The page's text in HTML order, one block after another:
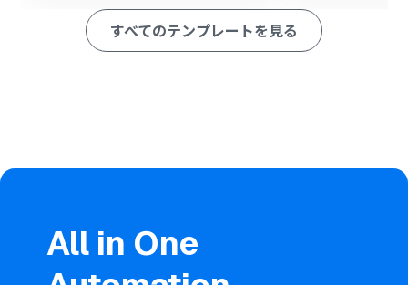
となる任意のスプレッドシートIDとスプレッドシートの
タブ名を設定してください
X（Twitter）へ投稿するオペレーションでは、スプレッ
トリガーは5分、10分、15分、30分、60分の間隔で起動
間隔を選択できます
プランによって最短の起動間隔が異なりますので、ご注意
すべてのテンプレートを見る
All in One